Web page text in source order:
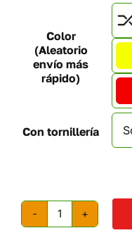
Color
(Aleatorio
envío más
rápido)
Con tornillería
Dighe